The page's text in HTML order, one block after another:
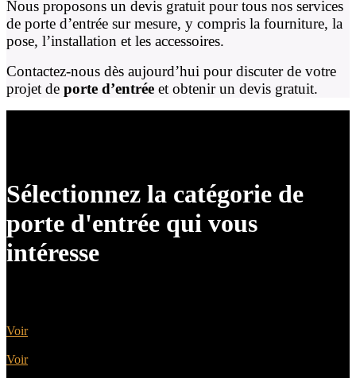
Nous proposons un devis gratuit pour tous nos services
de porte d’entrée sur mesure, y compris la fourniture, la
pose, l’installation et les accessoires.
Contactez-nous dès aujourd’hui pour discuter de votre
projet de porte d’entrée et obtenir un devis gratuit.
Sélectionnez la catégorie de
porte d'entrée qui vous
intéresse
Voir
Voir